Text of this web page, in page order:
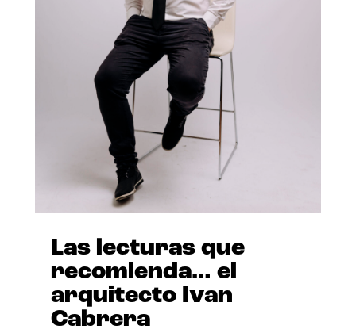
Las lecturas que
recomienda… el
arquitecto Ivan
Cabrera